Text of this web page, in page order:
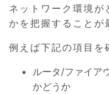
ネットワーク環境が
かを把握することが
例えば下記の項目を
ルータ/ファイア
かどうか